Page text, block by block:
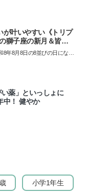
が叶いやすい《トリプ
獅子座の新月＆皆既
年8月8日の8並びの日になり
い薬」といっしょに
中！ 健やか
小学1年生